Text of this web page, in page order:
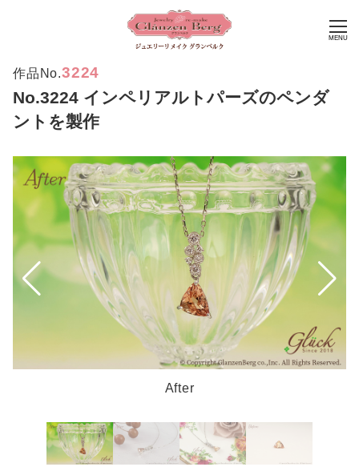
MENU
作品No.3224
No.3224 インペリアルトパーズのペンダ
ントを製作
After